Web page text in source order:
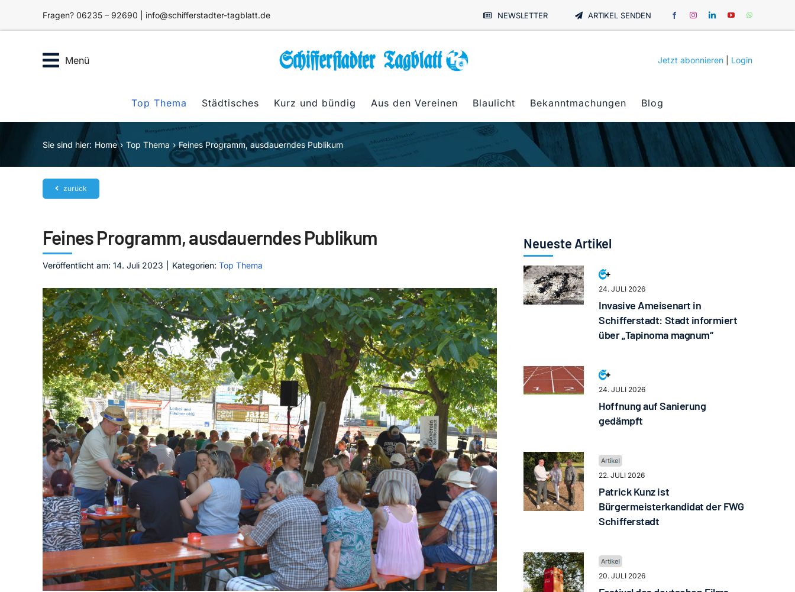
Fragen? 06235 – 92690 | info@schifferstadter-tagblatt.de NEWSLETTER ARTIKEL SENDEN
Menü Jetzt abonnieren Login
Top Thema Städtisches Kurz und bündig Aus den Vereinen Blaulicht Bekanntmachungen Blog
Sie sind hier: Home Top Thema Feines Programm, ausdauerndes Publikum
zurück
Feines Programm, ausdauerndes Publikum
Veröffentlicht am: 14. Juli 2023 Kategorien: Top Thema
Neueste Artikel
24. JULI 2026
Invasive Ameisenart in
Schifferstadt: Stadt informiert
über „Tapinoma magnum“
24. JULI 2026
Hoffnung auf Sanierung
gedämpft
22. JULI 2026
Patrick Kunz ist
Bürgermeisterkandidat der FWG
Schifferstadt
20. JULI 2026